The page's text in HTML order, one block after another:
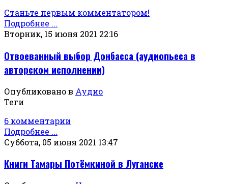
Станьте первым комментатором!
Подробнее ...
Вторник, 15 июня 2021 22:16
Отвоеванный выбор Донбасса (аудиопьеса в
авторском исполнении)
Опубликовано в Аудио
Теги
6 комментарии
Подробнее ...
Суббота, 05 июня 2021 13:47
Книги Тамары Потёмкиной в Луганске